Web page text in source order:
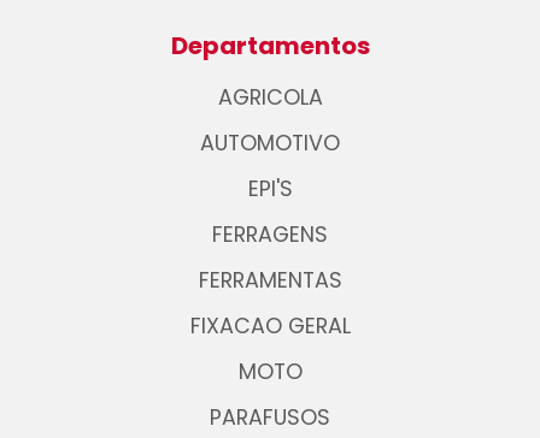
Departamentos
AGRICOLA
AUTOMOTIVO
EPI'S
FERRAGENS
FERRAMENTAS
FIXACAO GERAL
MOTO
PARAFUSOS